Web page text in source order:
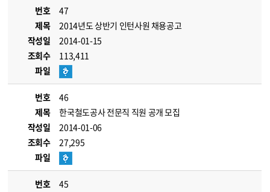
번호
47
제목
2014년도 상반기 인턴사원 채용공고
작성일
2014-01-15
조회수
113,411
파일
번호
46
제목
한국철도공사 전문직 직원 공개 모집
작성일
2014-01-06
조회수
27,295
파일
번호
45